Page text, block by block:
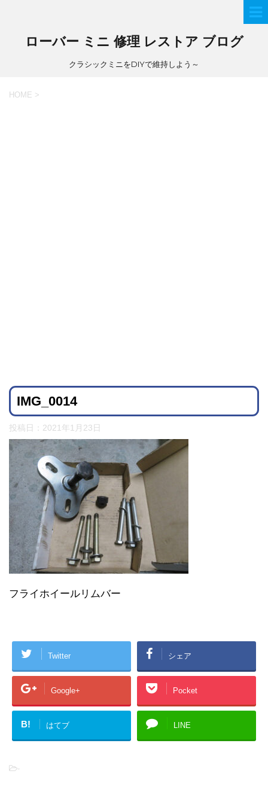
ローバー ミニ 修理 レストア ブログ
クラシックミニをDIYで維持しよう～
HOME >
IMG_0014
投稿日： 2021年1月23日
フライホイールリムバー
Twitter シェア
Google+ Pocket
B! はてブ LINE
-